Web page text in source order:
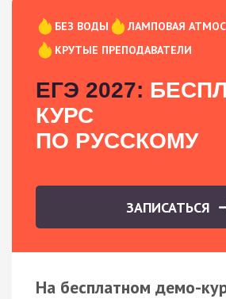
БЕЗ ВОДЫ
ЛАМПОВАЯ
КРУТЫЕ ПРЕПОДАВАТЕЛИ
ЕГЭ 2027:
КУРС
ПО РУССКОМУ
ЗАПИСАТЬСЯ
На бесплатном демо-